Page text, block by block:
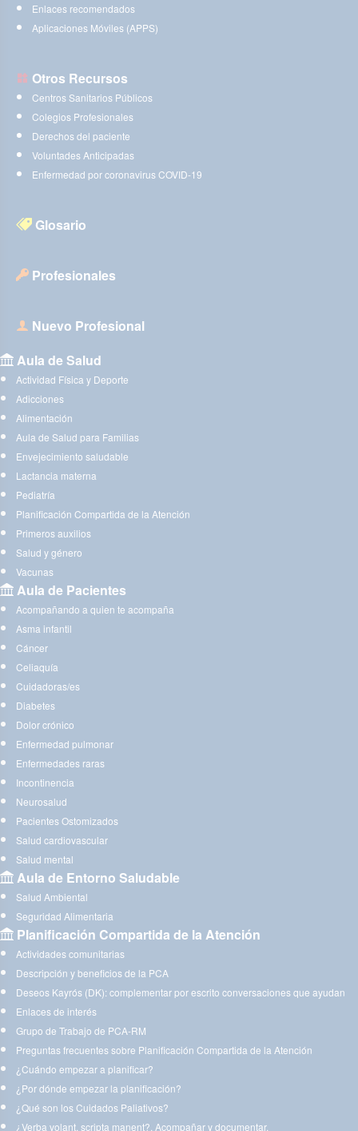
Enlaces recomendados
Aplicaciones Móviles (APPS)
Otros Recursos
Centros Sanitarios Públicos
Colegios Profesionales
Derechos del paciente
Voluntades Anticipadas
Enfermedad por coronavirus COVID-19
Glosario
Profesionales
Nuevo Profesional
Aula de Salud
Actividad Física y Deporte
Adicciones
Alimentación
Aula de Salud para Familias
Envejecimiento saludable
Lactancia materna
Pediatría
Planificación Compartida de la Atención
Primeros auxilios
Salud y género
Vacunas
Aula de Pacientes
Acompañando a quien te acompaña
Asma infantil
Cáncer
Celiaquía
Cuidadoras/es
Diabetes
Dolor crónico
Enfermedad pulmonar
Enfermedades raras
Incontinencia
Neurosalud
Pacientes Ostomizados
Salud cardiovascular
Salud mental
Aula de Entorno Saludable
Salud Ambiental
Seguridad Alimentaria
Planificación Compartida de la Atención
Actividades comunitarias
Descripción y beneficios de la PCA
Deseos Kayrós (DK): complementar por escrito conversaciones que ayudan
Enlaces de interés
Grupo de Trabajo de PCA-RM
Preguntas frecuentes sobre Planificación Compartida de la Atención
¿Cuándo empezar a planificar?
¿Por dónde empezar la planificación?
¿Qué son los Cuidados Paliativos?
¿Verba volant, scripta manent?. Acompañar y documentar.